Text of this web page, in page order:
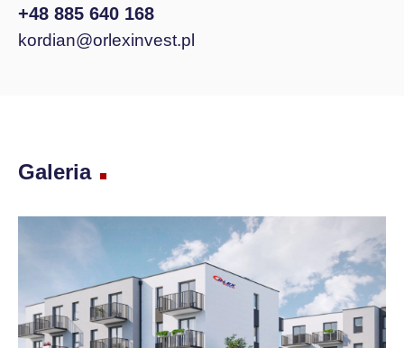
+48 885 640 168
kordian@orlexinvest.pl
Galeria